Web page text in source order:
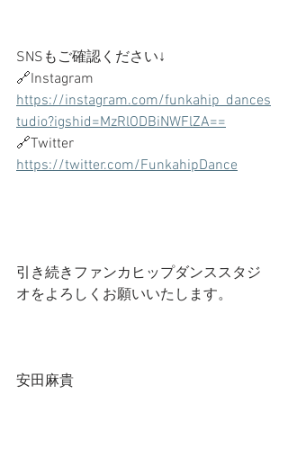
SNSもご確認ください↓
🔗Instagram
https://instagram.com/funkahip_dances
tudio?igshid=MzRlODBiNWFlZA==
🔗Twitter
https://twitter.com/FunkahipDance
引き続きファンカヒップダンススタジ
オをよろしくお願いいたします。
安田麻貴